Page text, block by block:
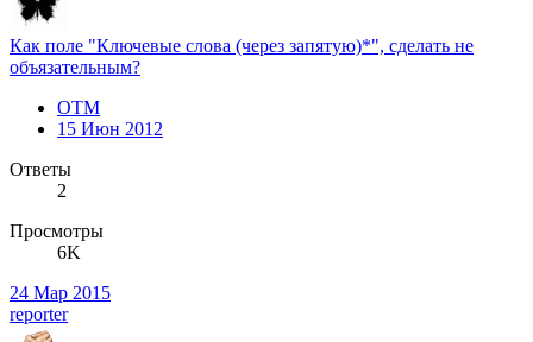
Как поле "Ключевые слова (через запятую)*", сделать не
объязательным?
OTM
15 Июн 2012
Ответы
2
Просмотры
6K
24 Мар 2015
reporter